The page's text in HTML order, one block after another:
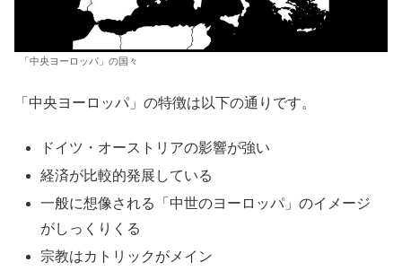
「中央ヨーロッパ」の国々
「中央ヨーロッパ」の特徴は以下の通りです。
ドイツ・オーストリアの影響が強い
経済が比較的発展している
一般に想像される「中世のヨーロッパ」のイメージ
がしっくりくる
宗教はカトリックがメイン